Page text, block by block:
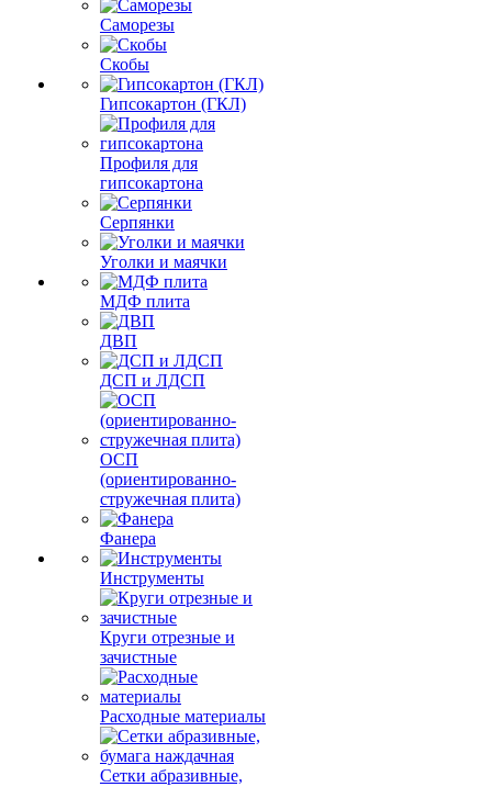
Саморезы
Скобы
Гипсокартон (ГКЛ)
Профиля для
гипсокартона
Серпянки
Уголки и маячки
МДФ плита
ДВП
ДСП и ЛДСП
ОСП
(ориентированно-
стружечная плита)
Фанера
Инструменты
Круги отрезные и
зачистные
Расходные материалы
Сетки абразивные,